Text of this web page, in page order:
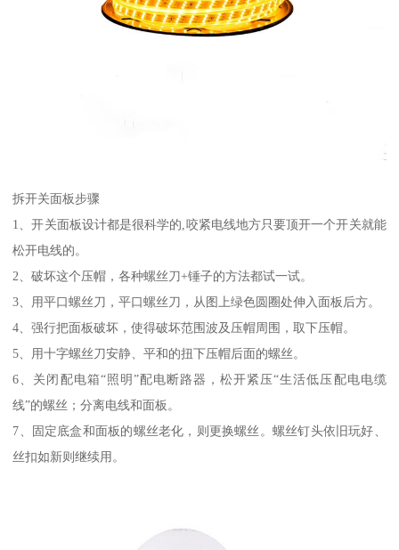
拆开关面板步骤
1、开关面板设计都是很科学的,咬紧电线地方只要顶开一个开关就能
松开电线的。
2、破坏这个压帽，各种螺丝刀+锤子的方法都试一试。
3、用平口螺丝刀，平口螺丝刀，从图上绿色圆圈处伸入面板后方。
4、强行把面板破坏，使得破坏范围波及压帽周围，取下压帽。
5、用十字螺丝刀安静、平和的扭下压帽后面的螺丝。
6、关闭配电箱“照明”配电断路器，松开紧压“生活低压配电电缆
线”的螺丝；分离电线和面板。
7、固定底盒和面板的螺丝老化，则更换螺丝。螺丝钉头依旧玩好、
丝扣如新则继续用。